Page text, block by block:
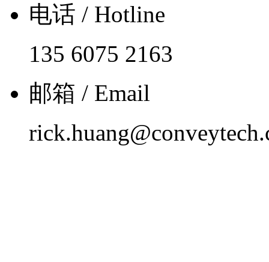
电话 / Hotline
135 6075 2163
邮箱 / Email